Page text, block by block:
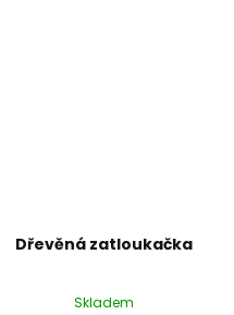
Dřevěná zatloukačka
Skladem